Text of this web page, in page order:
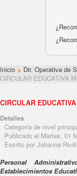
Inicio Dir. Operativa de
CIRCULAR EDUCATIVA
CIRCULAR
Detalles
Categoría de nivel
Publicado el Martes, 01
Escrito por Johanna
Personal
Establecimientos